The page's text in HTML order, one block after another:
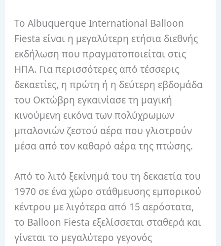
Το Albuquerque International Balloon
Fiesta είναι η μεγαλύτερη ετήσια διεθνής
εκδήλωση που πραγματοποιείται στις
ΗΠΑ. Για περισσότερες από τέσσερις
δεκαετίες, η πρώτη ή η δεύτερη εβδομάδα
του Οκτώβρη εγκαινίασε τη μαγική
κινούμενη εικόνα των πολύχρωμων
μπαλονιών ζεστού αέρα που γλιστρούν
μέσα από τον καθαρό αέρα της πτώσης.
Από το λιτό ξεκίνημά του τη δεκαετία του
1970 σε ένα χώρο στάθμευσης εμπορικού
κέντρου με λιγότερα από 15 αερόστατα,
το Balloon Fiesta εξελίσσεται σταθερά και
γίνεται το μεγαλύτερο γεγονός